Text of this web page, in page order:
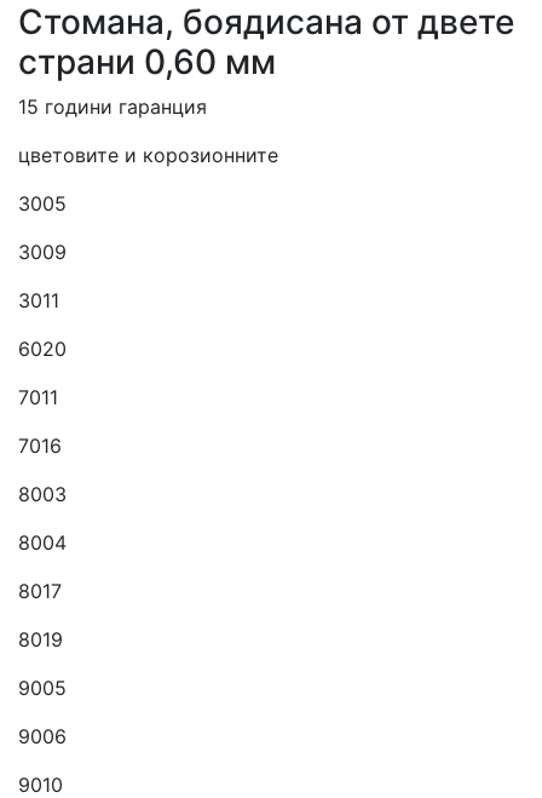
Cтомана, боядисана от двете
страни 0,60 мм
15 години гаранция
цветовите и корозионните
3005
3009
3011
6020
7011
7016
8003
8004
8017
8019
9005
9006
9010